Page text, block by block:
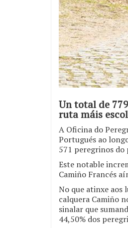
Un total de
ruta máis
A Oficina do
Portugués ao
571 peregrinos do
Este notable
Camiño Francés
No que atinxe aos
calquera Camiño
sinalar que
44,50% dos